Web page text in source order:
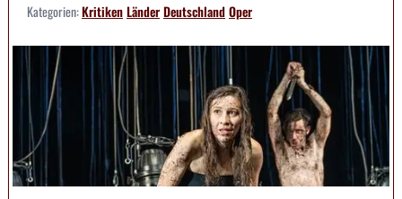
Kategorien:KritikenLänderDeutschlandOper